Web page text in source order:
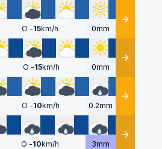
O -15km/h 0mm Détails
O -15km/h 0mm Détails
O -10km/h 0.2mm Détails
O -10km/h 3mm Détails